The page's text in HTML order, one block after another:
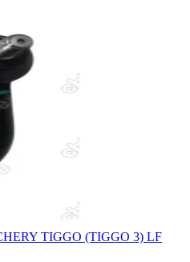
TIGGO (TIGGO 3) LF